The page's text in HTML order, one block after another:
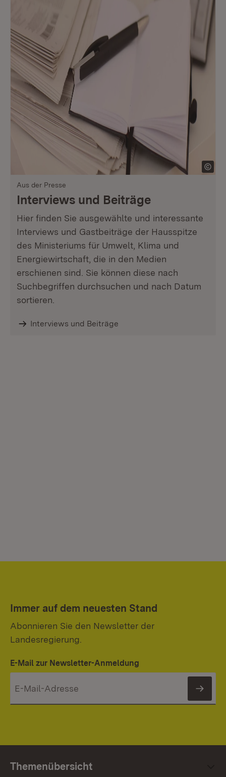
Aus der Presse
Interviews und Beiträge
Hier finden Sie ausgewählte und interessante
Interviews und Gastbeiträge der Hausspitze
des Ministeriums für Umwelt, Klima und
Energiewirtschaft, die in den Medien
erschienen sind. Sie können diese nach
Suchbegriffen durchsuchen und nach Datum
sortieren.
Interviews und Beiträge
Immer auf dem neuesten Stand
Abonnieren Sie den Newsletter der
Landesregierung.
E-Mail zur Newsletter-Anmeldung
Themenübersicht